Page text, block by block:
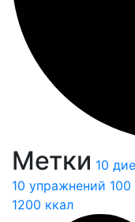
Метки 10
10 упражнений
1200 ккал